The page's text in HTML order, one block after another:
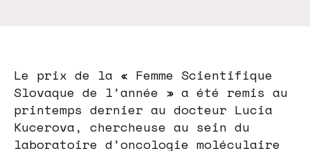
Le prix de la « Femme Scientifique
Slovaque de l’année » a été remis au
printemps dernier au docteur Lucia
Kucerova, chercheuse au sein du
laboratoire d’oncologie moléculaire